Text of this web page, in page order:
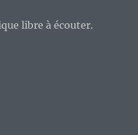
libre à écouter.